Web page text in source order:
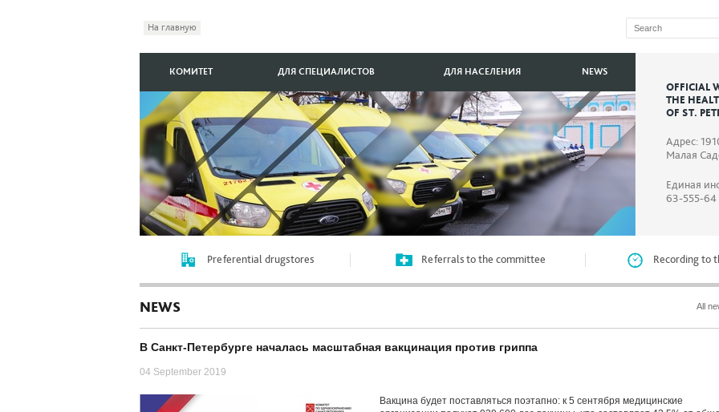
На главную
OFFICIAL
THE
OF ST.
Адрес:
Малая
Единая
63-555-64
КОМИТЕТ ДЛЯ СПЕЦИАЛИСТОВ ДЛЯ НАСЕЛЕНИЯ NEWS
Preferential drugstores Referrals to the committee Recording to
NEWS All
В Санкт-Петербурге началась масштабная вакцинация против гриппа
04 September 2019
Вакцина будет поставляться поэтапно: к 5 сентября медицинские